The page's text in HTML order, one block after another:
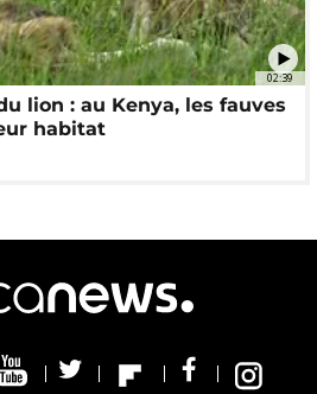
02:39
lion : au Kenya, les fauves
habitat